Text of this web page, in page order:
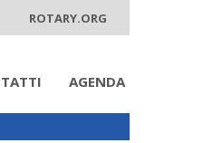
ROTARY.ORG
AGENDA